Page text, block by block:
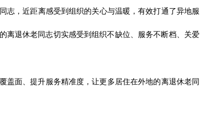
志，近距离感受到组织的关心与温暖，有效打通了异地服
离退休老同志切实感受到组织不缺位、服务不断档、关爱
盖面、提升服务精准度，让更多居住在外地的离退休老同